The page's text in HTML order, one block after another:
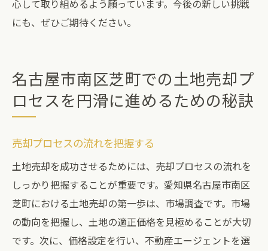
心して取り組めるよう願っています。今後の新しい挑戦
にも、ぜひご期待ください。
名古屋市南区芝町での土地売却プ
ロセスを円滑に進めるための秘訣
売却プロセスの流れを把握する
土地売却を成功させるためには、売却プロセスの流れを
しっかり把握することが重要です。愛知県名古屋市南区
芝町における土地売却の第一歩は、市場調査です。市場
の動向を把握し、土地の適正価格を見極めることが大切
です。次に、価格設定を行い、不動産エージェントを選